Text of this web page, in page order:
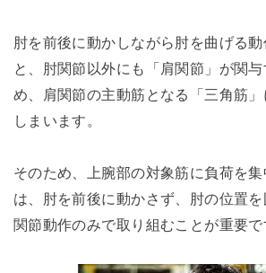
肘を前後に動かしながら肘を曲げる
と、肘関節以外にも「肩関節」が関
め、肩関節の主動筋となる「三角筋
しまいます。
そのため、上腕部の対象筋に負荷を
は、肘を前後に動かさず、肘の位置
関節動作のみで取り組むことが重要で